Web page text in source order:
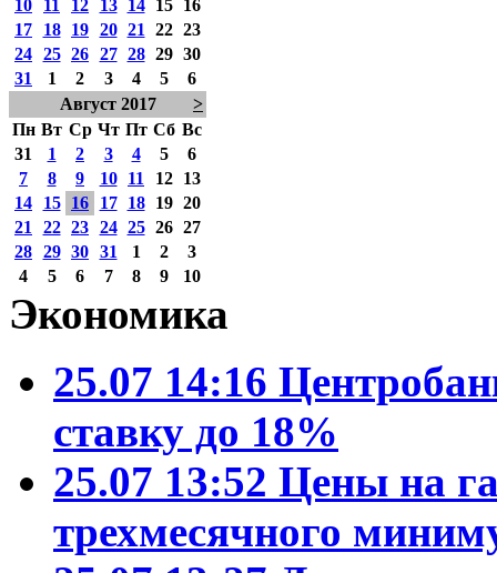
10
11 12 13 14 15
16
17
18 19 20 21 22 23
24 25 26 27 28 29 30
31
1 2 3 4 5
6
Август 2017
>
Пн Вт Ср Чт Пт Сб Вс
31
1 2 3 4 5
6
7
8 9 10 11 12
13
14
15 16 17 18 19 20
21
22 23 24 25 26 27
28 29 30 31 1 2
3
4
5 6 7 8 9 10
Экономика
25.07 14:16
ставку до 18%
25.07 13:52 Цены на
трехмесячного